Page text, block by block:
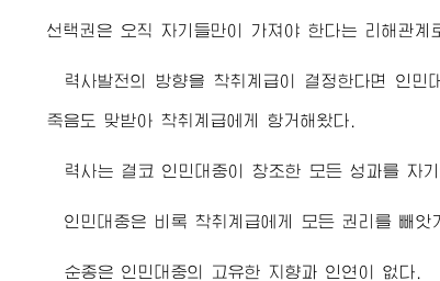
선택권은 오직 자기들만이 가져야 한다는 리해관계
력사발전의 방향을 착취계급이 결정한다면 인
죽음도 맞받아 착취계급에게 항거해왔다.
력사는 결코 인민대중이 창조한 모든 성과를 자
인민대중은 비록 착취계급에게 모든 권리를 빼
순종은 인민대중의 고유한 지향과 인연이 없다.